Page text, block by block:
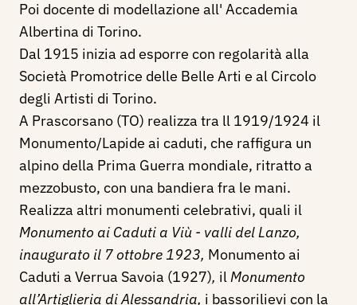
Poi docente di modellazione all' Accademia
Albertina di Torino.
Dal 1915 inizia ad esporre con regolarità alla
Società Promotrice delle Belle Arti e al Circolo
degli Artisti di Torino.
A Prascorsano (TO) realizza tra ll 1919/1924 il
Monumento/Lapide ai caduti, che raffigura un
alpino della Prima Guerra mondiale, ritratto a
mezzobusto, con una bandiera fra le mani.
Realizza altri monumenti celebrativi, quali il
Monumento ai Caduti a Viù - valli del Lanzo,
inaugurato il 7 ottobre 1923, Monumento ai
Caduti a Verrua Savoia (1927), ilMonumento
all’Artiglieria di Alessandria, i bassorilievi con la